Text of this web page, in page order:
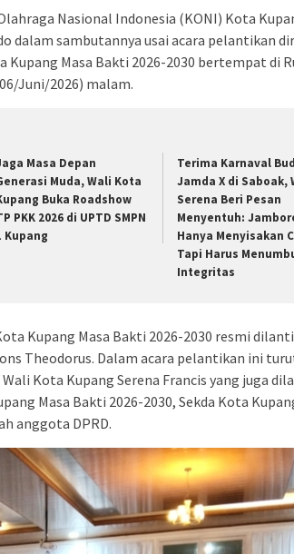
Nasional Indonesia (KONI) Kota
dalam sambutannya usai acara pelantikan
Kupang Masa Bakti 2026-2030 bertempat di
Juni/2026) malam.
Masa Depan
Muda, Wali Kota
Buka Roadshow
PKK 2026 di UPTD SMPN
Kupang
Terima Karnaval
Jamda X di Saboak,
Serena Beri Pesan
Menyentuh:
Hanya Menyisakan
Tapi Harus
Integritas
Kupang Masa Bakti 2026-2030 resmi
Theodorus. Dalam acara pelantikan ini
Kota Kupang Serena Francis yang juga
Masa Bakti 2026-2030, Sekda Kota
anggota DPRD.